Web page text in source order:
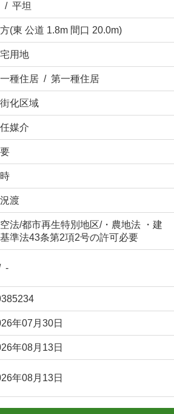
/ 平坦
(東 公道 1.8m 間口 20.0m)
用地
種住居 / 第一種住居
化区域
媒介
渡
法/都市再生特別地区/・農地法 ・建
準法43条第2項2号の許可必要
-
年07月30日
年08月13日
年08月13日